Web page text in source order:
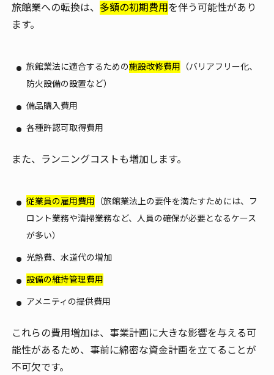
旅館業への転換は、 多額の初期費用を伴う可能性があり
ます。
旅館業法に適合するための施設改修費用 （バリアフリー化、
防火設備の設置など）
備品購入費用
各種許認可取得費用
また、ランニングコストも増加します。
従業員の雇用費用 （旅館業法上の要件を満たすためには、フ
ロント業務や清掃業務など、人員の確保が必要となるケース
が多い）
光熱費、水道代の増加
設備の維持管理費用
アメニティの提供費用
これらの費用増加は、事業計画に大きな影響を与える可
能性があるため、事前に綿密な資金計画を立てることが
不可欠です。